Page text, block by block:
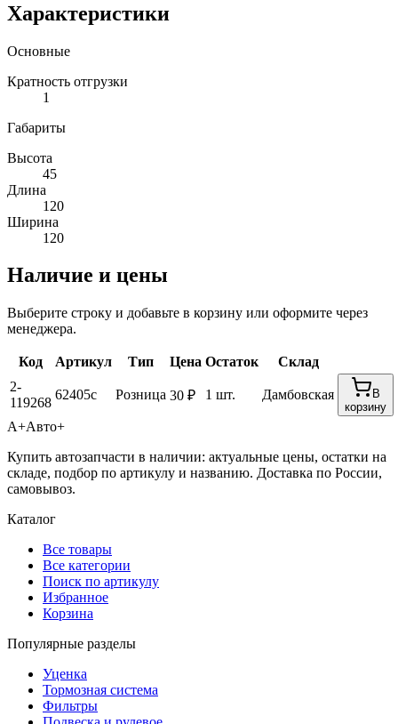
Характеристики
Основные
Кратность отгрузки
1
Габариты
Высота
45
Длина
120
Ширина
120
Наличие и цены
Выберите строку и добавьте в корзину или оформите через
менеджера.
Код Артикул Тип Цена Остаток
Склад
2-
119268
62405с Розница 30 ₽ 1 шт. Дамбовская
В
корзину
А+Авто+
Купить автозапчасти в наличии: актуальные цены, остатки на
складе, подбор по артикулу и названию. Доставка по России,
самовывоз.
Каталог
Все товары
Все категории
Поиск по артикулу
Избранное
Корзина
Популярные разделы
Уценка
Тормозная система
Фильтры